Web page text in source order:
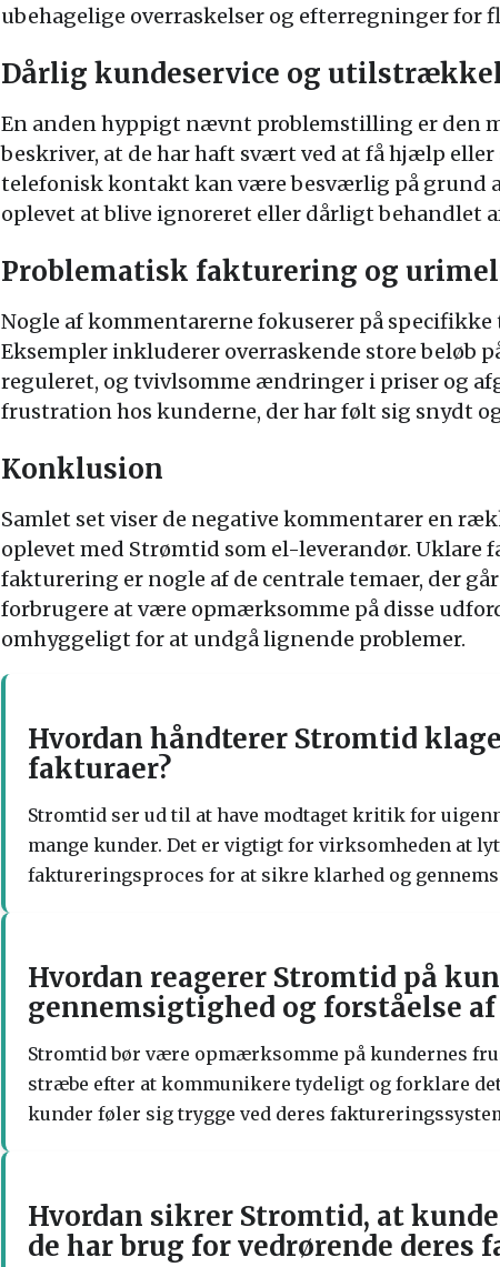
ubehagelige overraskelser og efterregninger for
Dårlig kundeservice og
En anden hyppigt nævnt problemstilling er den
beskriver, at de har haft svært ved at få hjælp eller
telefonisk kontakt kan være besværlig på grund
oplevet at blive ignoreret eller dårligt behandlet
Problematisk fakturering og
Nogle af kommentarerne fokuserer på
Eksempler inkluderer overraskende store beløb
reguleret, og tvivlsomme ændringer i priser og
frustration hos kunderne, der har følt sig snydt
Konklusion
Samlet set viser de negative kommentarer en
oplevet med Strømtid som el-leverandør.
fakturering er nogle af de centrale temaer, der
forbrugere at være opmærksomme på disse
omhyggeligt for at undgå lignende problemer.
Hvordan håndterer Stromtid
fakturaer?
Stromtid ser ud til at have modtaget kritik for
mange kunder. Det er vigtigt for virksomheden at
faktureringsproces for at sikre klarhed og
Hvordan reagerer Stromtid på
gennemsigtighed og forståelse
Stromtid bør være opmærksomme på kundernes
stræbe efter at kommunikere tydeligt og forklare
kunder føler sig trygge ved deres
Hvordan sikrer Stromtid, at
de har brug for vedrørende deres